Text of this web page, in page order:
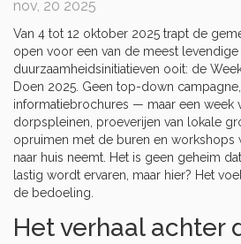
nov, 20 2025
Van 4 tot 12 oktober 2025 trapt de
open voor een van de meest levendige
duurzaamheidsinitiatieven ooit: de
Doen 2025 . Geen top-down
informatiebrochures — maar een
dorpspleinen, proeverijen van lokale
opruimen met de buren en workshops
naar huis neemt. Het is geen geheim
lastig wordt ervaren, maar hier? Het
de bedoeling.
Het verhaal achter